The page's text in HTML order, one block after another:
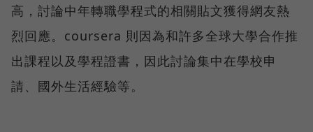
高，討論中年轉職學程式的相關貼文獲得網友熱
烈回應。coursera 則因為和許多全球大學合作推
出課程以及學程證書，因此討論集中在學校申
請、國外生活經驗等。